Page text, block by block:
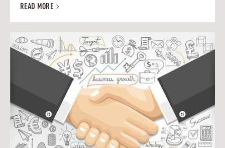
READ MORE